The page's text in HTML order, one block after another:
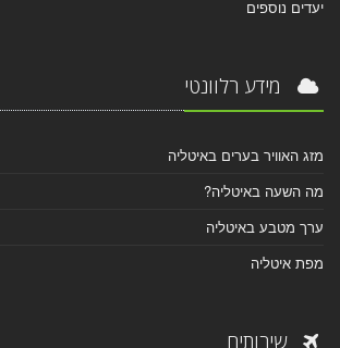
יעדים נוספים
מידע רלוונטי
מזג האוויר בערים באיטליה
מה השעה באיטליה?
ערך מטבע באיטליה
מפת איטליה
שירותים